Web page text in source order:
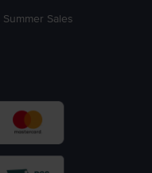
Summer Sales